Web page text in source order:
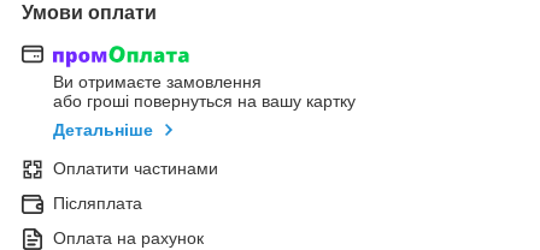
Умови оплати
Ви отримаєте замовлення
або гроші повернуться на вашу картку
Детальніше
Оплатити частинами
Післяплата
Оплата на рахунок